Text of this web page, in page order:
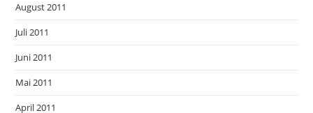
August 2011
Juli 2011
Juni 2011
Mai 2011
April 2011